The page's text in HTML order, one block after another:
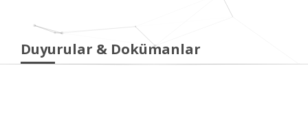
Duyurular & Dokümanlar